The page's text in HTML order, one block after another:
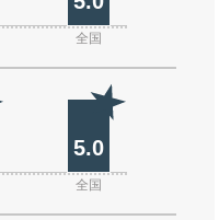
全国
5.0
全国